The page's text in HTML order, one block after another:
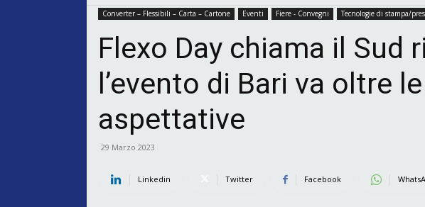
Converter – Flessibili – Carta – Cartone Eventi Fiere - Convegni Tecnologie di stampa/
Flexo Day chiama il Sud
l’evento di Bari va oltre
aspettative
29 Marzo 2023
Linkedin Twitter Facebook